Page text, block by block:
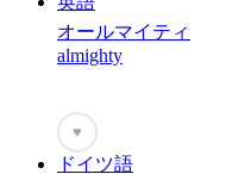
オールマイティ
almighty
♥
ドイツ語